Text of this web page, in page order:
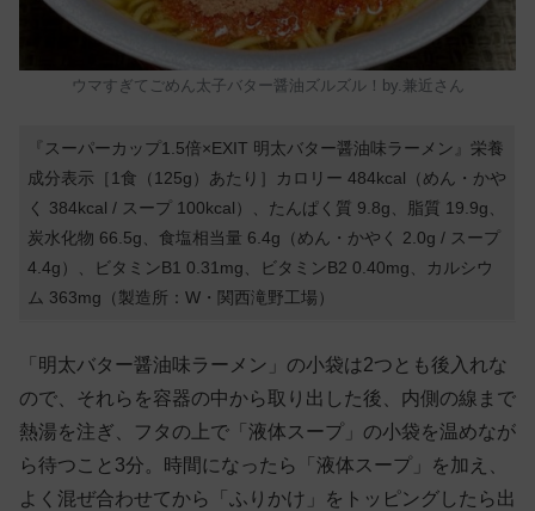
ウマすぎてごめん太子バター醤油ズルズル！by.兼近さん
『スーパーカップ1.5倍×EXIT 明太バター醤油味ラーメン』栄養
成分表示［1食（125g）あたり］カロリー 484kcal（めん・かや
く 384kcal / スープ 100kcal）、たんぱく質 9.8g、脂質 19.9g、
炭水化物 66.5g、食塩相当量 6.4g（めん・かやく 2.0g / スープ
4.4g）、ビタミンB1 0.31mg、ビタミンB2 0.40mg、カルシウ
ム 363mg（製造所：W・関西滝野工場）
「明太バター醤油味ラーメン」の小袋は2つとも後入れな
ので、それらを容器の中から取り出した後、内側の線まで
熱湯を注ぎ、フタの上で「液体スープ」の小袋を温めなが
ら待つこと3分。時間になったら「液体スープ」を加え、
よく混ぜ合わせてから「ふりかけ」をトッピングしたら出